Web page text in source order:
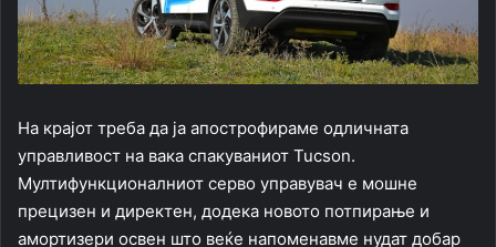
На крајот треба да ја апострофираме одличната
управливост на вака спакуваниот Tucson.
Мултифункционалниот серво управувач е мошне
прецизен и директен, додека новото потпирање и
амортизери освен што веќе напоменавме нудат добар